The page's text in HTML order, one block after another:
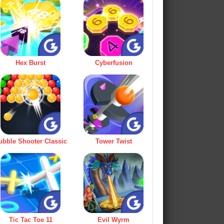
Hex Burst Cyberfusion
Shooter Classic Tower Twist
Tic Tac Toe 11 Evil Wyrm